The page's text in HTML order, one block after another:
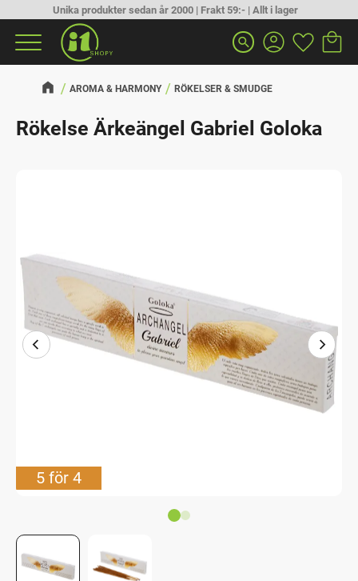
Meny
Unika produkter sedan år 2000 | Frakt 59:- | Allt i lager
search
AROMA & HARMONY RÖKELSER & SMUDGE
Rökelse Ärkeängel Gabriel Goloka
5 för 4